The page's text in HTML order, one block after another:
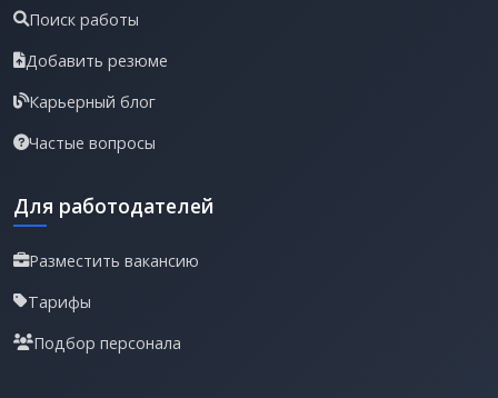
Поиск работы
Добавить резюме
Карьерный блог
Частые вопросы
Для работодателей
Разместить вакансию
Тарифы
Подбор персонала